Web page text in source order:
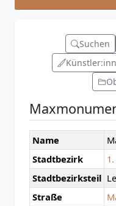
Suchen
Name
Stadtbezirk
Stadtbezirksteil
Straße